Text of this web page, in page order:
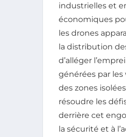
industrielles et
économiques
les drones
la distribution
d’alléger
générées par
des zones
résoudre les
derrière cet
la sécurité et à